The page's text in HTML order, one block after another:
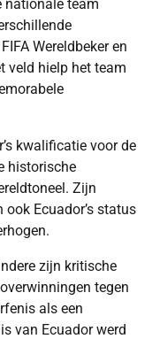
nationale team
Wereldbeker en
veld hielp het team
kwalificatie voor de
historische
Zijn
Ecuador’s status
zijn kritische
tegen
als een
van Ecuador werd